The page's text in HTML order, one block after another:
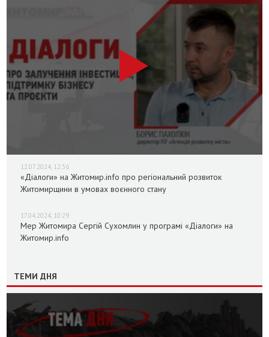
12.07.2024, 12:36
«Діалоги» на Житомир.info про регіональний розвиток
Житомирщини в умовах воєнного стану
17.04.2024, 10:29
Мер Житомира Сергій Сухомлин у програмі «Діалоги» на
Житомир.info
ТЕМИ ДНЯ